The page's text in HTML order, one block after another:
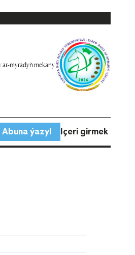
myradyň mekany
Abuna ýazyl Içeri girmek